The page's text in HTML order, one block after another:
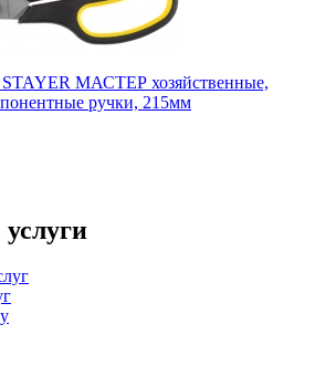
МАСТЕР хозяйственные,
ручки, 215мм